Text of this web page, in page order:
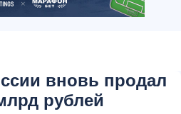
вновь продал
рублей